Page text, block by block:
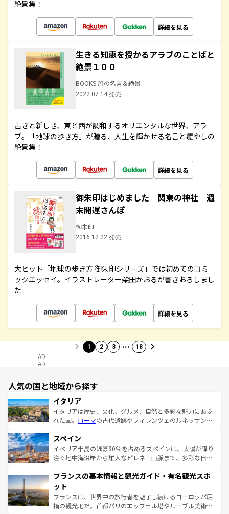
絶景集！
詳細を見る
生きる知恵を授かるアラブのことばと
絶景１００
BOOKS 旅の名言＆絶景
2022.07.14 発売
古きと新しき、東と西が調和するオリエンタルな世界、アラ
ブ。「地球の歩き方」が贈る、人生を輝かせる名言と癒やしの
絶景集！
詳細を見る
御朱印はじめました 関東の神社 週
末開運さんぽ
御朱印
2016.12.22 発売
大ヒット「地球の歩き方 御朱印シリーズ」では初めてのコミ
ックエッセイ。イラストレーター柴田かおるが書きおろしまし
た
詳細を見る
1 2 3 … 18
AD
AD
人気の国と地域から探す
イタリア
イタリアは歴史、文化、グルメ、自然と多彩な魅力にあふ
れた国。 ローマの古代遺跡やフィレンツェのルネッサンス
ろん、トスカーナの美しい田園風景やアマルフィ海岸の絶
景など、自然景観も見逃せない。観光の合間には、本場の
ピザやパスタなど、絶品のイタリア料理を堪能することも
ませてくれるイタリアで、忘れられない旅をしてみよう！
なお、新着のイタリア情報は
しい。
スペイン
イベリア半島のほぼ80％を占めるスペインは、太陽が降り
注ぐ地中海沿岸から雄大なピレネー山脈まで、多彩な自然
文化が根付くこの国では、情熱的なフラメンコ、熱気あふ
れる闘牛、そして美味しいタパスが生活の一部となってい
る。首都マドリードの洗練された雰囲気や、バルセロナの
アートに溢れた街角から、地方では古代ローマ遺跡や中世
フランスの基本情報と観光ガイド・有名観光スポ
ット
フランスは、世界中の旅行者を魅了し続けるヨーロッパ屈
指の観光地だ。首都パリのエッフェル塔やルーブル美術館